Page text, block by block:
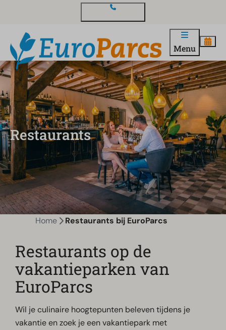
Menu
Restaurants
Home Restaurants bij EuroParcs
Restaurants op de
vakantieparken van
EuroParcs
Wil je culinaire hoogtepunten beleven tijdens je
vakantie en zoek je een vakantiepark met